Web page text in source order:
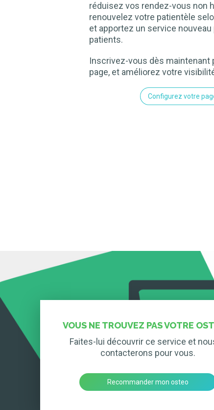
réduisez vos rendez-vous non
renouvelez votre patientèle
et apportez un service nouveau
patients.
Inscrivez-vous dès maintenant
page, et améliorez votre
Configurez votre
VOUS NE TROUVEZ PAS VOTRE
Faites-lui découvrir ce service et
contacterons pour vous.
Recommander mon osteo